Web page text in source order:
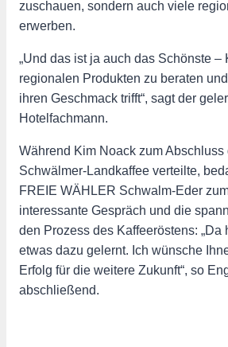
zuschauen, sondern auch viele
erwerben.
„Und das ist ja auch das Schönste –
regionalen Produkten zu beraten
ihren Geschmack trifft“, sagt der
Hotelfachmann.
Während Kim Noack zum Abschluss
Schwälmer-Landkaffee verteilte,
FREIE WÄHLER Schwalm-Eder
interessante Gespräch und die
den Prozess des Kaffeeröstens: „Da
etwas dazu gelernt. Ich wünsche
Erfolg für die weitere Zukunft“, so
abschließend.